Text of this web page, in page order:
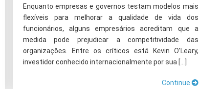
Enquanto empresas e governos testam modelos mais
flexíveis para melhorar a qualidade de vida dos
funcionários, alguns empresários acreditam que a
medida pode prejudicar a competitividade das
organizações. Entre os críticos está Kevin O’Leary,
investidor conhecido internacionalmente por sua […]
Continue